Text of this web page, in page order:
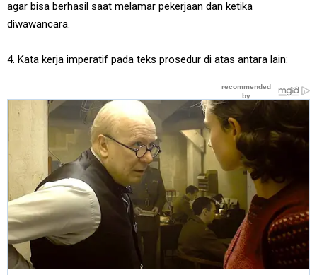
agar bisa berhasil saat melamar pekerjaan dan ketika
diwawancara.
4. Kata kerja imperatif pada teks prosedur di atas antara lain: